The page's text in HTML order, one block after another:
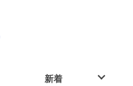
新着